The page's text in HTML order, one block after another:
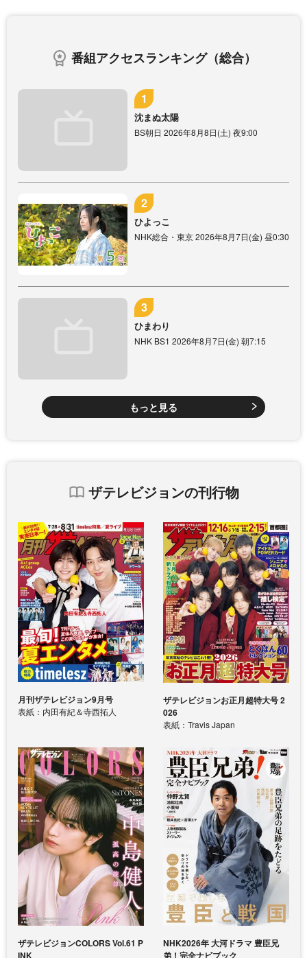
番組アクセスランキング（総合）
沈まぬ太陽
BS朝日 2026年8月8日(土) 夜9:00
ひよっこ
NHK総合・東京 2026年8月7日(金) 昼0:30
ひまわり
NHK BS1 2026年8月7日(金) 朝7:15
もっと見る
ザテレビジョンの刊行物
月刊ザテレビジョン9月号
表紙：内田有紀＆寺西拓人
ザテレビジョンお正月超特大号 2
026
表紙：Travis Japan
ザテレビジョンCOLORS Vol.61 P
INK
NHK2026年 大河ドラマ 豊臣兄
弟！完全ナビブック